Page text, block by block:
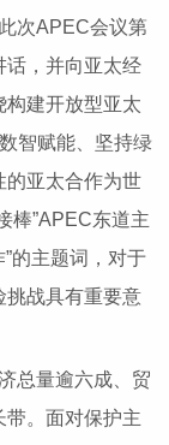
次APEC会议第
话，并向亚太经
构建开放型亚太
智赋能、坚持绿
的亚太合作为世
棒”APEC东道主
”的主题词，对于
挑战具有重要意
总量逾六成、贸
带。面对保护主